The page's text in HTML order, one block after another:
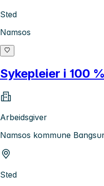
Sted
Namsos
Sykepleier i 100
Arbeidsgiver
Namsos kommune
Sted